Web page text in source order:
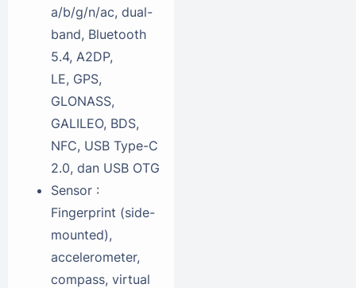
a/b/g/n/ac, dual-
band, Bluetooth
5.4, A2DP,
LE, GPS,
GLONASS,
GALILEO, BDS,
NFC, USB Type-C
2.0, dan USB OTG
Sensor :
Fingerprint (side-
mounted),
accelerometer,
compass, virtual